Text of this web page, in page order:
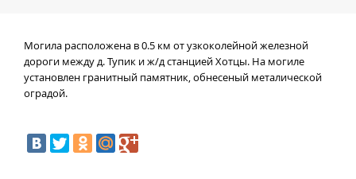
Могила расположена в 0.5 км от узкоколейной железной
дороги между д. Тупик и ж/д станцией Хотцы. На могиле
установлен гранитный памятник, обнесеный металической
оградой.